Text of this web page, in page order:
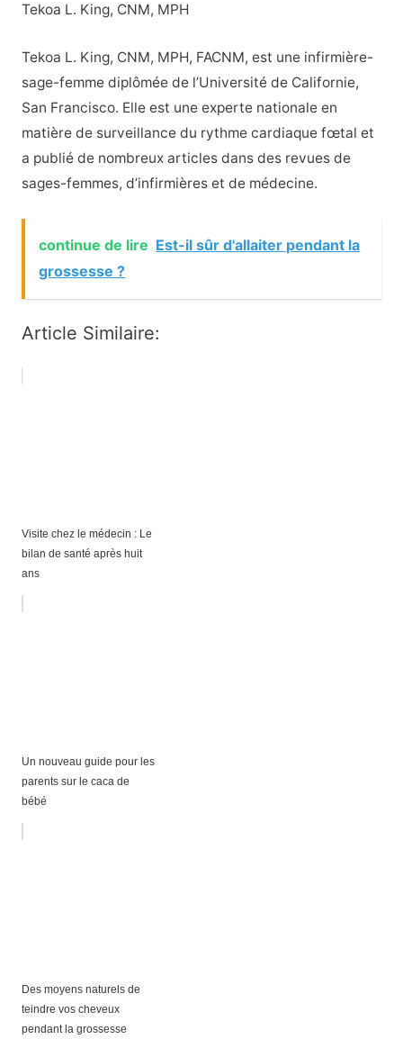
Tekoa L. King, CNM, MPH
Tekoa L. King, CNM, MPH, FACNM, est une infirmière-
sage-femme diplômée de l’Université de Californie,
San Francisco. Elle est une experte nationale en
matière de surveillance du rythme cardiaque fœtal et
a publié de nombreux articles dans des revues de
sages-femmes, d’infirmières et de médecine.
continue de lire Est-il sûr d'allaiter pendant la
grossesse ?
Article Similaire:
Visite chez le médecin : Le
bilan de santé après huit
ans
Un nouveau guide pour les
parents sur le caca de
bébé
Des moyens naturels de
teindre vos cheveux
pendant la grossesse